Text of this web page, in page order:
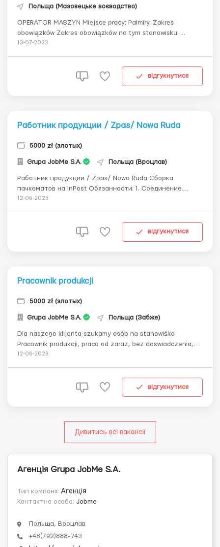
Польща (Мазовецьке воєводство)
OPERATOR MASZYN Miejsce pracy: Palmiry. Zakres
obowiązków Zakres obowiązków na tym stanowisku:
pracownik zajmuje się wyginaniem elementów blaszanych,
maszynie, wygiąć pierw...
13-07-2023
відгукнутися
Работник продукции / Zpas/ Nowa Ruda
5000 zł (злотых)
Grupa JobMe S.A. Польща (Вроцлав)
Работник продукции / Zpas/ Nowa Ruda Сборка
пачкоматов на InPost Обязанности: 1. Cоединение
металлических элементов шкафа с использованием
продукции. 3. Очистка и обслуживание использ...
12-06-2023
відгукнутися
Pracownik produkcji
5000 zł (злотых)
Grupa JobMe S.A. Польща (Забже)
Dla naszego klijenta szukamy osób na stanowiśko
Pracownik produkcji, praca od zaraz, bez doswiadczenia,
wszystkigo się nauczysz pod czas szkolenia. Zakres
12-06-2023
відгукнутися
Дивитись всі вакансії
Агенція Grupa JobMe S.A.
Тип компанії: Агенція
Контактна особа: Jobme
Польща, Вроцлав
+48(792)888-743